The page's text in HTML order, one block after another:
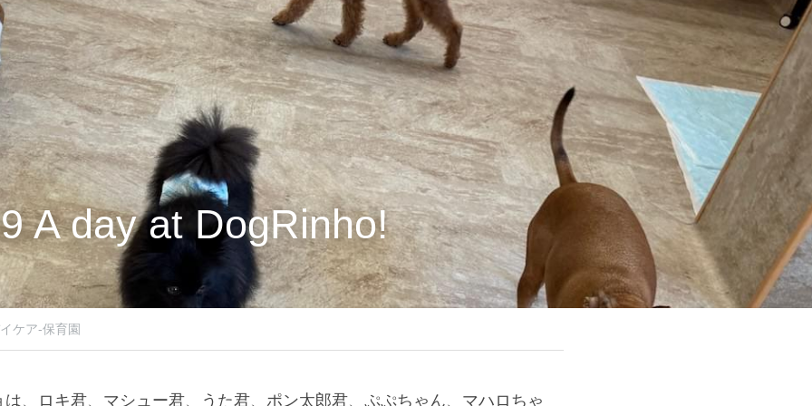
A day at DogRinho!
ケア-保育園
、ロキ君、マシュー君、うた君、ポン太郎君、ぷぷちゃん、マハロちゃ